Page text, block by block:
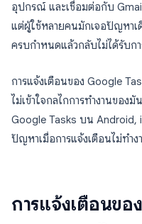
อุปกรณ์ และเชื่อมต่อกับ
แต่ผู้ใช้หลายคนมักเจอปัญหา
ครบกำหนดแล้วกลับไม่ได้รับก
การแจ้งเตือนของ Google
ไม่เข้าใจกลไกการทำงานของ
Google Tasks บน Android,
ปัญหาเมื่อการแจ้งเตือนไม่ทำง
การแจ้งเตือนขอ